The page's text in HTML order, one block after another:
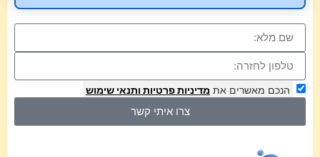
הנכם מאשרים את מדיניות פרטיות ותנאי שימוש
צרו איתי קשר